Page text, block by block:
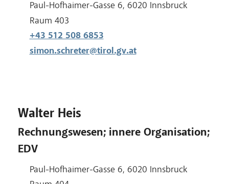
Adresse:
Paul-Hofhaimer-Gasse 6, 6020 Innsbruck
Raum:
Raum 403
+43 512 508 6853
simon.schreter@tirol.gv.at
Walter Heis
Rechnungswesen; innere Organisation;
EDV
Adresse:
Paul-Hofhaimer-Gasse 6, 6020 Innsbruck